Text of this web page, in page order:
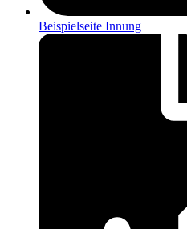
Beispielseite Innung